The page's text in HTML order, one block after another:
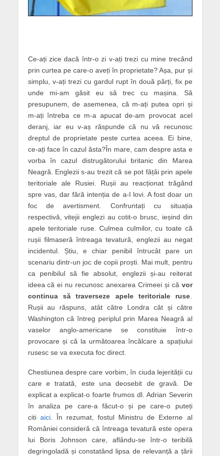
Ce-ați zice dacă într-o zi v-ați trezi cu mine trecând
prin curtea pe care-o aveți în proprietate? Așa, pur și
simplu, v-ați trezi cu gardul rupt în două părți, fix pe
unde mi-am găsit eu să trec cu mașina. Să
presupunem, de asemenea, că m-ați putea opri și
m-ați întreba ce m-a apucat de-am provocat acel
deranj, iar eu v-aș răspunde că nu vă recunosc
dreptul de proprietate peste curtea aceea. Ei bine,
ce-ați face în cazul ăsta?În mare, cam despre asta e
vorba în cazul distrugătorului britanic din Marea
Neagră. Englezii s-au trezit că se pot fâțâi prin apele
teritoriale ale Rusiei. Rușii au reacționat trăgând
spre vas, dar fără intenția de a-l lovi. A fost doar un
foc de avertisment. Confruntați cu situația
respectivă, vitejii englezi au cotit-o brusc, ieșind din
apele teritoriale ruse. Culmea culmilor, cu toate că
rușii filmaseră întreaga tevatură, englezii au negat
incidentul. Știu, e chiar penibil întrucât pare un
scenariu dintr-un joc de copii proști. Mai mult, pentru
ca penibilul să fie absolut, englezii și-au reiterat
ideea că ei nu recunosc anexarea Crimeei și că vor
continua să traverseze apele teritoriale ruse
Rușii au răspuns, atât către Londra cât și către
Washington că întreg periplul prin Marea Neagră al
vaselor anglo-americane se constituie într-o
provocare și că la următoarea încălcare a spațiului
rusesc se va executa foc direct.
Chestiunea despre care vorbim, în ciuda lejerității cu
care e tratată, este una deosebit de gravă. De
explicat a explicat-o foarte frumos dl. Adrian Severin
în analiza pe care-a făcut-o și pe care-o puteți
citi aici. În rezumat, fostul Ministru de Externe al
României consideră că întreaga tevatură este opera
lui Boris Johnson care, aflându-se într-o teribilă
degringoladă și constatând lipsa de relevanță a țării